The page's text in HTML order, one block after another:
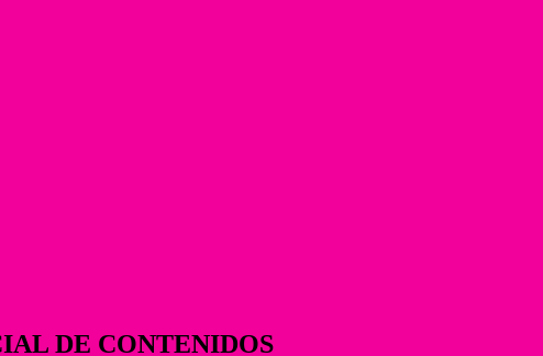
DE CONTENIDOS